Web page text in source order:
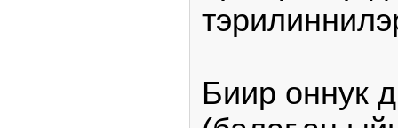
Биир оннук